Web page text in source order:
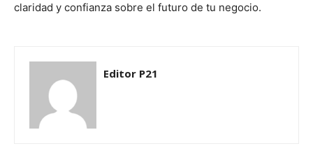
claridad y confianza sobre el futuro de tu negocio.
Editor P21